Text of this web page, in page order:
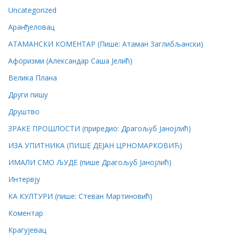
Uncategorized
Аранђеловац
АТАМАНСКИ КОМЕНТАР (Пише: Атаман Заглибљански)
Афоризми (Александар Саша Јелић)
Велика Плана
Други пишу
Друштво
ЗРАКЕ ПРОШЛОСТИ (приредио: Драгољуб Јанојлић)
ИЗА УПИТНИКА (ПИШЕ ДЕЈАН ЦРНОМАРКОВИЋ)
ИМАЛИ СМО ЉУДЕ (пише Драгољуб Јанојлић)
Интервју
КА КУЛТУРИ (пише: Стеван Мартиновић)
Коментар
Крагујевац